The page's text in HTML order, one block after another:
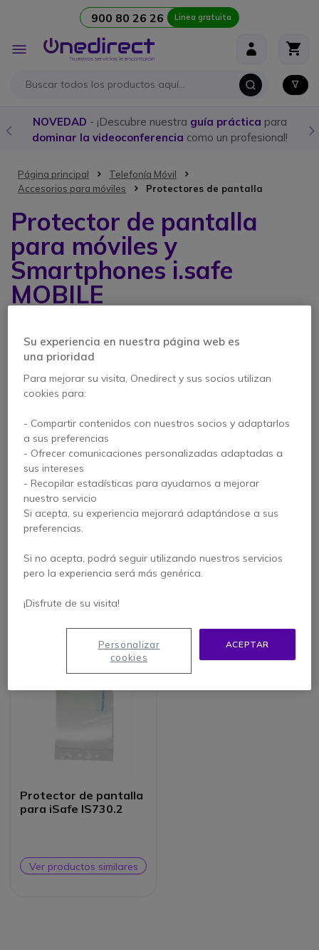
900 80 26 26 Linea gratuita
Toggle
Nav
NOVEDAD - ¡Descubre nuestra guía práctica para
dominar la videoconferencia como un profesional!
Página principal
Telefonía Móvil
Accesorios para móviles
Protectores de pantalla
Protector de pantalla
para móviles y
Smartphones i.safe
MOBILE
3 artículos
Protector de pantalla
Ver productos similares
Protector de pantalla
para iSafe IS730.2
Ver productos similares
Su experiencia en nuestra página web es
una prioridad
Para mejorar su visita, Onedirect y sus socios utilizan
cookies para:
- Compartir contenidos con nuestros socios y adaptarlos
a sus preferencias
- Ofrecer comunicaciones personalizadas adaptadas a
sus intereses
- Recopilar estadísticas para ayudarnos a mejorar
nuestro servicio
Si acepta, su experiencia mejorará adaptándose a sus
preferencias.
Si no acepta, podrá seguir utilizando nuestros servicios
pero la experiencia será más genérica.
¡Disfrute de su visita!
ACEPTAR
Personalizar
cookies